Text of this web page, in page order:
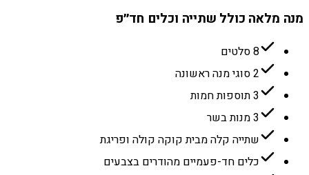
מנה מלאה כולל שתייה וכלים חד״פ
8 סלטים
2 סוגי מנה ראשונה
3 תוספות חמות
3 מנות בשר
שתייה קלה מבית קוקה קולה ופריגת
כלים חד-פעמיים מהודרים בצבעים